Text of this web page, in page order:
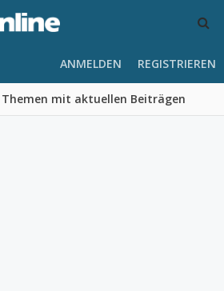
Themen mit aktuellen Beiträgen
ANMELDEN REGISTRIEREN